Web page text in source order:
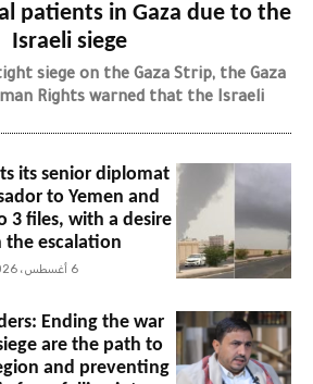
patients in Gaza due to the
Israeli siege
siege on the Gaza Strip, the Gaza
Rights warned that the Israeli...
its senior diplomat
to Yemen and
3 files, with a desire
the escalation
6 أغسطس، 2026
Ending the war
are the path to
and preventing